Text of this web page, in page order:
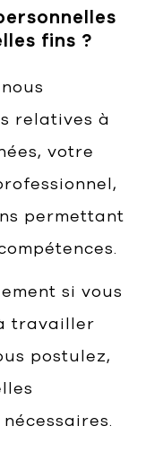
fins ?
relatives à
votre
permettant
si vous
travailler
postulez,